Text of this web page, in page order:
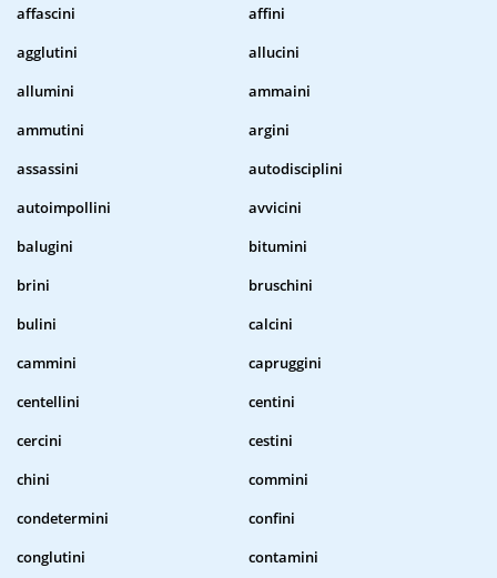
affascini
affini
agglutini
allucini
allumini
ammaini
ammutini
argini
assassini
autodisciplini
autoimpollini
avvicini
balugini
bitumini
brini
bruschini
bulini
calcini
cammini
capruggini
centellini
centini
cercini
cestini
chini
commini
condetermini
confini
conglutini
contamini